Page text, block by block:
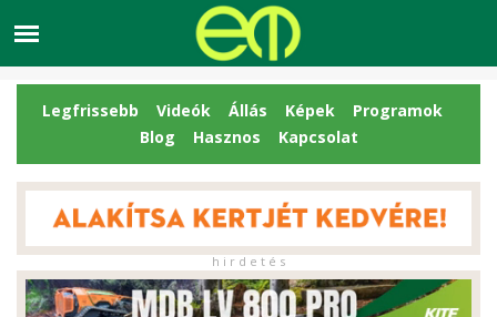
Legfrissebb Videók Állás Képek
Programok
Blog
Hasznos Kapcsolat
h i r d e t é s